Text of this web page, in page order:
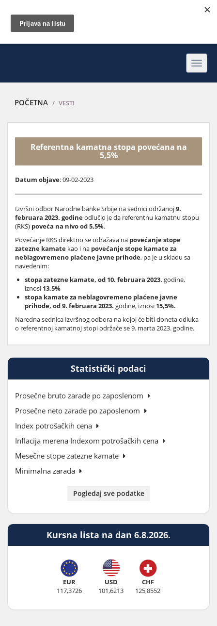
POČETNA VESTI
Referentna kamatna stopa povećana na
5,5%
Datum objave: 09-02-2023
Izvršni odbor Narodne banke Srbije na sednici održanoj9.
februara 2023. godineodlučio je da referentnu kamatnu stopu
(RKS) poveća na nivo od 5,5%.
Povećanje RKS direktno se odražava na povećanje stope
zatezne kamate kao i na povećanje stope kamate za
neblagovremeno plaćene javne prihode, pa je u skladu sa
navedenim:
stopa zatezne kamate, od 10. februara 2023. godine,
iznosi 13,5%
stopa kamate za neblagovremeno plaćene javne
prihode, od 9. februara 2023. godine, iznosi 15,5%.
Naredna sednica Izvršnog odbora na kojoj će biti doneta odluka
o referentnoj kamatnoj stopi održaće se 9. marta 2023. godine.
Statistički podaci
Prosečne bruto zarade po zaposlenom
Prosečne neto zarade po zaposlenom
Index potrošačkih cena
Inflacija merena Indexom potrošačkih cena
Mesečne stope zatezne kamate
Minimalna zarada
Pogledaj sve podatke
Kursna lista na dan 6.8.2026.
EUR
117,3726
USD
101,6213
CHF
125,8552